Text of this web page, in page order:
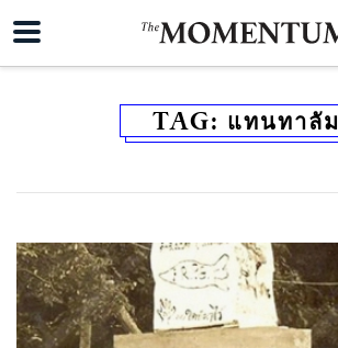
TAG: แทนทาลัม